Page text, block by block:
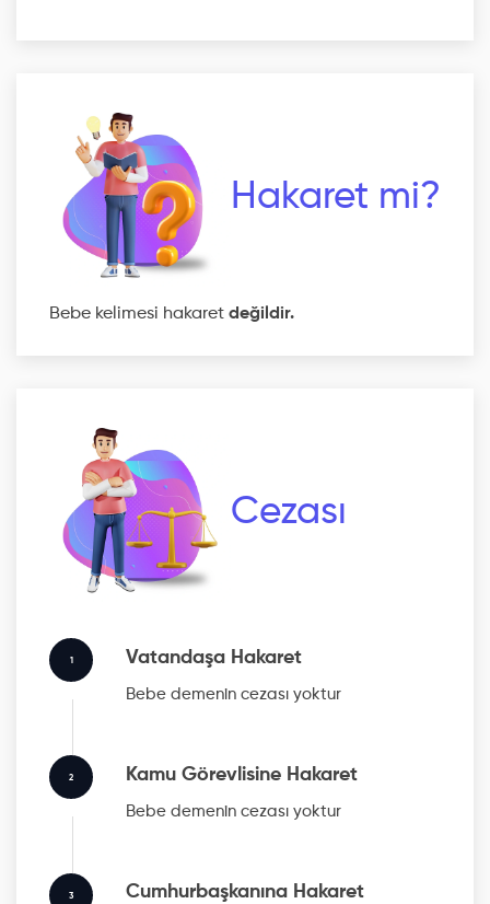
Hakaret mi?
Bebe kelimesi hakaret değildir.
Cezası
1 Vatandaşa Hakaret
Bebe demenin cezası yoktur
2 Kamu Görevlisine Hakaret
Bebe demenin cezası yoktur
3 Cumhurbaşkanına Hakaret